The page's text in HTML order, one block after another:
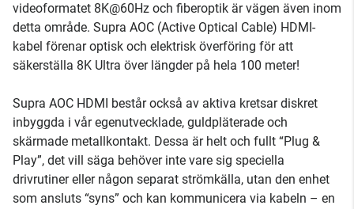
videoformatet 8K@60Hz och fiberoptik är vägen även inom
detta område. Supra AOC (Active Optical Cable) HDMI-
kabel förenar optisk och elektrisk överföring för att
säkerställa 8K Ultra över längder på hela 100 meter!
Supra AOC HDMI består också av aktiva kretsar diskret
inbyggda i vår egenutvecklade, guldpläterade och
skärmade metallkontakt. Dessa är helt och fullt “Plug &
Play”, det vill säga behöver inte vare sig speciella
drivrutiner eller någon separat strömkälla, utan den enhet
som ansluts “syns” och kan kommunicera via kabeln – en